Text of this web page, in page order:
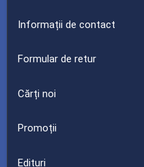
Informații de contact
Formular de retur
Cărți noi
Promoții
Edituri